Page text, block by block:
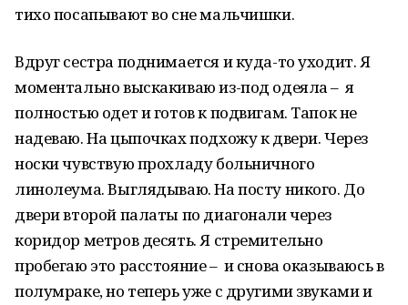
тихо посапывают во сне мальчишки.
Вдруг сестра поднимается и куда-то уходит. Я
моментально выскакиваю из-под одеяла – я
полностью одет и готов к подвигам. Тапок не
надеваю. На цыпочках подхожу к двери. Через
носки чувствую прохладу больничного
линолеума. Выглядываю. На посту никого. До
двери второй палаты по диагонали через
коридор метров десять. Я стремительно
пробегаю это расстояние – и снова оказываюсь в
полумраке, но теперь уже с другими звуками и